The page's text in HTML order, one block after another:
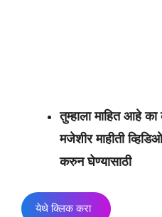
तुम्हाला माहित आहे
मजेशीर माहीती
करुन घेण्यासाठी
येथे क्लिक करा